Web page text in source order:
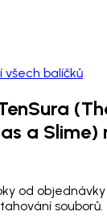
všech balíčků
a Slime)
od
souborů.